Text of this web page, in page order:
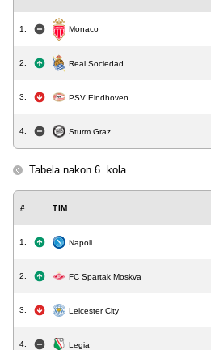
1. Monaco
2. Real Sociedad
3. PSV Eindhoven
4. Sturm Graz
Tabela nakon 6. kola
# TIM
1. Napoli
2. FC Spartak Moskva
3. Leicester City
4. Legia